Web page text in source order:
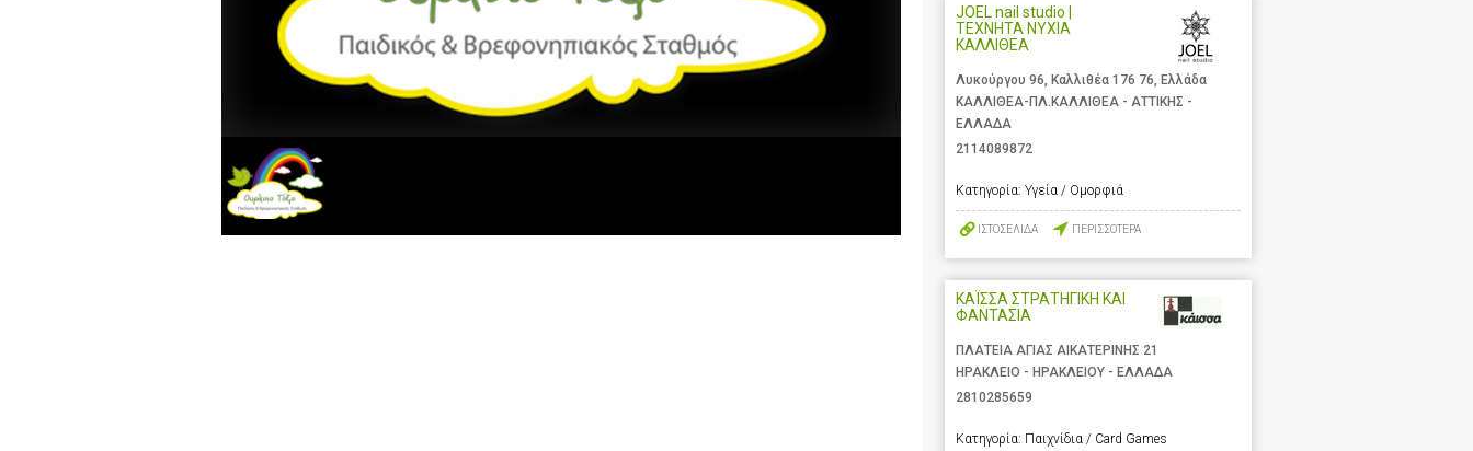
JOEL nail studio |
ΤΕΧΝΗΤΑ ΝΥΧΙΑ
ΚΑΛΛΙΘΕΑ
Λυκούργου 96, Καλλιθέα 176 76, Ελλάδα
ΚΑΛΛΙΘΕΑ-ΠΛ.ΚΑΛΛΙΘΕΑ - ΑΤΤΙΚΗΣ -
ΕΛΛΑΔΑ
2114089872
Κατηγορία: Υγεία / Ομορφιά
ΙΣΤΟΣΕΛΙΔΑ ΠΕΡΙΣΣΟΤΕΡΑ
ΚΑΪΣΣΑ ΣΤΡΑΤΗΓΙΚΗ ΚΑΙ
ΦΑΝΤΑΣΙΑ
ΠΛΑΤΕΙΑ ΑΓΙΑΣ ΑΙΚΑΤΕΡΙΝΗΣ 21
ΗΡΑΚΛΕΙΟ - ΗΡΑΚΛΕΙΟΥ - ΕΛΛΑΔΑ
2810285659
Κατηγορία: Παιχνίδια / Card Games